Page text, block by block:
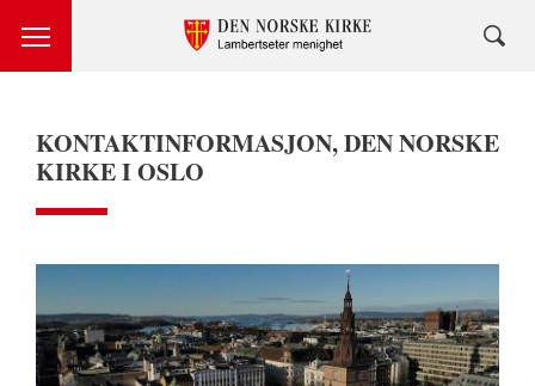
KONTAKTINFORMASJON, DEN NORSKE
KIRKE I OSLO